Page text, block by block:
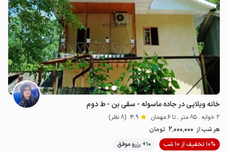
خانه ویلایی در جاده ماسوله - سقی بن - ط دوم
2 خوابه . 85 متر . تا 6 مهمان 4.9 (8 نظر)
هر شب از 2٬000٬000 تومان
10% تخفیف از 10 شب
10+ رزرو موفق